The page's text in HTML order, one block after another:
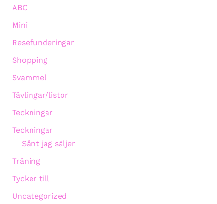
ABC
Mini
Resefunderingar
Shopping
Svammel
Tävlingar/listor
Teckningar
Teckningar
Sånt jag säljer
Träning
Tycker till
Uncategorized